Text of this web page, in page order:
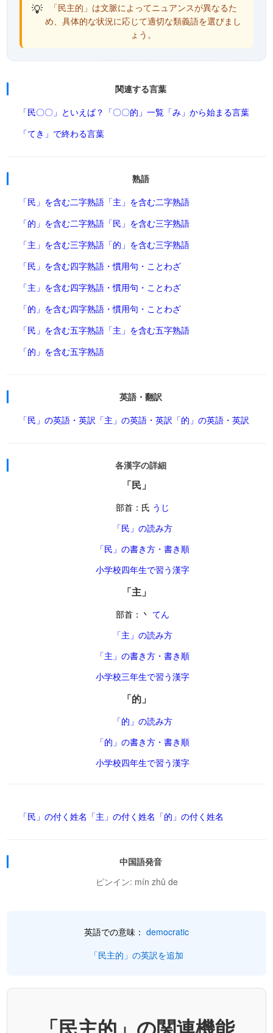
💡
「民主的」は文脈によってニュアンスが異なるた
め、具体的な状況に応じて適切な類義語を選びまし
ょう。
関連する言葉
「民〇〇」といえば？ 「〇〇的」一覧 「み」から始まる言葉
「てき」で終わる言葉
熟語
「民」を含む二字熟語 「主」を含む二字熟語
「的」を含む二字熟語 「民」を含む三字熟語
「主」を含む三字熟語 「的」を含む三字熟語
「民」を含む四字熟語・慣用句・ことわざ
「主」を含む四字熟語・慣用句・ことわざ
「的」を含む四字熟語・慣用句・ことわざ
「民」を含む五字熟語 「主」を含む五字熟語
「的」を含む五字熟語
英語・翻訳
「民」の英語・英訳 「主」の英語・英訳 「的」の英語・英訳
各漢字の詳細
「民」
部首：氏 うじ
「民」の読み方
「民」の書き方・書き順
小学校四年生で習う漢字
「主」
部首：丶 てん
「主」の読み方
「主」の書き方・書き順
小学校三年生で習う漢字
「的」
「的」の読み方
「的」の書き方・書き順
小学校四年生で習う漢字
「民」の付く姓名 「主」の付く姓名 「的」の付く姓名
中国語発音
ピンイン: mín zhǔ de
英語での意味： democratic
「民主的」の英訳を追加